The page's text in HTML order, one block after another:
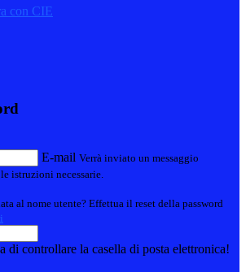
con CIE
E-mail Verrà inviato un messaggio
istruzioni necessarie.
al nome utente? Effettua il reset della password
di controllare la casella di posta elettronica!